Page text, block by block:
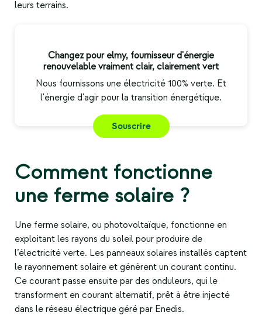
leurs terrains.
Changez pour elmy, fournisseur d'énergie
renouvelable vraiment clair, clairement vert
Nous fournissons une électricité 100% verte. Et
l'énergie d'agir pour la transition énergétique.
Souscrire
Comment fonctionne
une ferme solaire ?
Une ferme solaire, ou photovoltaïque, fonctionne en
exploitant les rayons du soleil pour produire de
l’électricité verte. Les panneaux solaires installés captent
le rayonnement solaire et génèrent un courant continu.
Ce courant passe ensuite par des onduleurs, qui le
transforment en courant alternatif, prêt à être injecté
dans le réseau électrique géré par Enedis.